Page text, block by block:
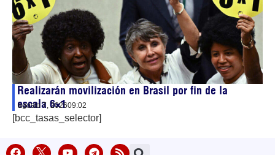
Realizarán movilización en Brasil por fin de la
escala 6×1
agosto 7, 202609:02
[bcc_tasas_selector]